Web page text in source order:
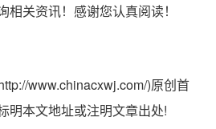
关资讯！感谢您认真阅读！
www.chinacxwj.com/)原创首
明本文地址或注明文章出处!